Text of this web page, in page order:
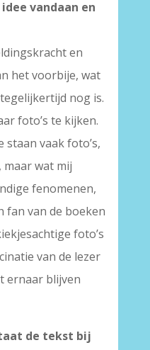
vandaan en
en
het voorbije, wat
nog is.
foto’s te kijken.
vaak foto’s,
wat mij
fenomenen,
fan van de boeken
foto’s
van de lezer
ernaar blijven
de tekst bij